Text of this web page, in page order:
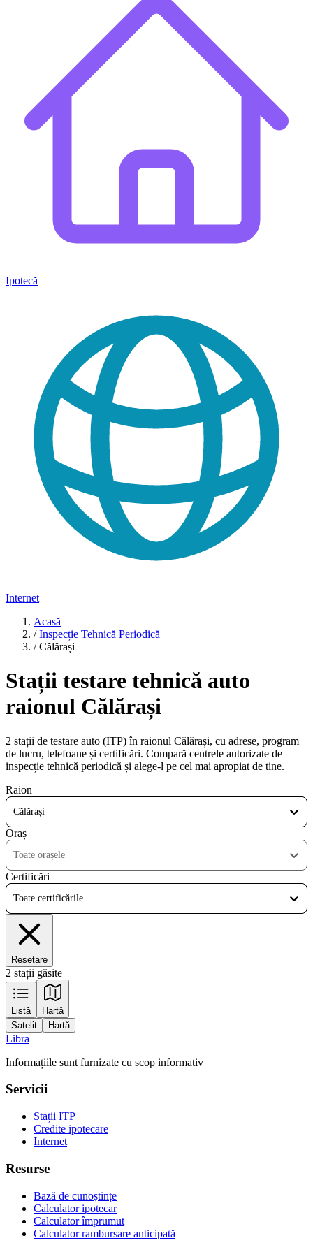
Ipotecă
Internet
Acasă
/ Inspecție Tehnică Periodică
/ Călărași
Stații testare tehnică auto
raionul Călărași
2 stații de testare auto (ITP) în raionul Călărași, cu adrese, program
de lucru, telefoane și certificări. Compară centrele autorizate de
inspecție tehnică periodică și alege-l pe cel mai apropiat de tine.
Raion
Călărași
Oraș
Toate orașele
Certificări
Toate certificările
Resetare
2 stații găsite
Listă Hartă
+
−
Leaflet |Tiles © Esri — Source: Esri, Maxar, Earthstar Geographics, and the GIS
User Community
Satelit Hartă
Libra
Informațiile sunt furnizate cu scop informativ
Servicii
Stații ITP
Credite ipotecare
Internet
Resurse
Bază de cunoștințe
Calculator ipotecar
Calculator împrumut
Calculator rambursare anticipată